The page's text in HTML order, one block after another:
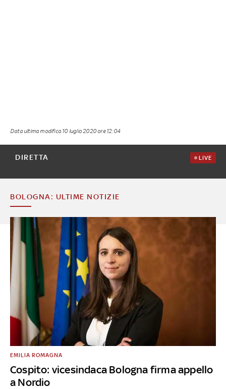
Data ultima modifica 10 luglio 2020 ore 12:04
DIRETTA LIVE
BOLOGNA: ULTIME NOTIZIE
Cospito: vicesindaca Bologna firma appello
a Nordio
EMILIA ROMAGNA